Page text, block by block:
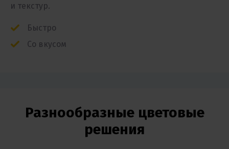
и текстур.
Быстро
Со вкусом
Разнообразные цветовые
решения